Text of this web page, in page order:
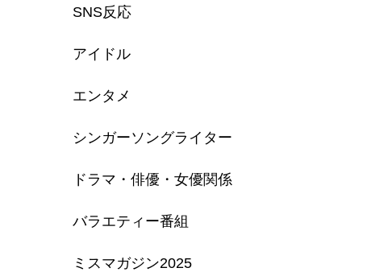
SNS反応
アイドル
エンタメ
シンガーソングライター
ドラマ・俳優・女優関係
バラエティー番組
ミスマガジン2025